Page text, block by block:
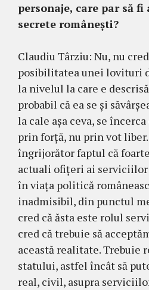
personaje, care par să
secrete românești?
Claudiu Târziu: Nu, nu
posibilitatea unei lovituri
la nivelul la care e
probabil că ea se și
la cale așa ceva, se
prin forță, nu prin vot
îngrijorător faptul că
actuali ofițeri ai serviciilor
în viața politică
inadmisibil, din punctul
cred că ăsta este rolul
cred că trebuie să
această realitate.
statului, astfel încât să
real, civil, asupra